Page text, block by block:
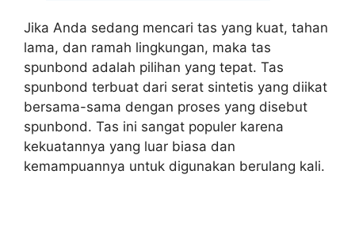
Jika Anda sedang mencari tas yang kuat, tahan
lama, dan ramah lingkungan, maka tas
spunbond adalah pilihan yang tepat. Tas
spunbond terbuat dari serat sintetis yang diikat
bersama-sama dengan proses yang disebut
spunbond. Tas ini sangat populer karena
kekuatannya yang luar biasa dan
kemampuannya untuk digunakan berulang kali.